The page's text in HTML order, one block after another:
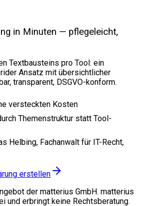
in Minuten — pflegeleicht,
Textbausteins pro Tool: ein
Ansatz mit übersichtlicher
transparent, DSGVO-konform.
versteckten Kosten
Themenstruktur statt Tool-
Helbing, Fachanwalt für IT-Recht,
erstellen
der matterius GmbH. matterius
und erbringt keine Rechtsberatung.